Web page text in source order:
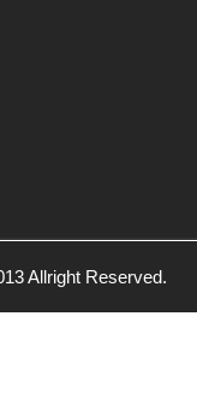
Allright Reserved.